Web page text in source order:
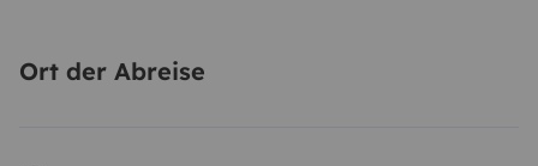
Ort der Abreise